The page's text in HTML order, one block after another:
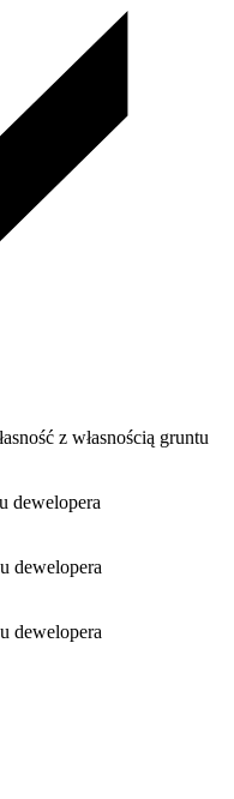
z własnością gruntu
dewelopera
dewelopera
dewelopera